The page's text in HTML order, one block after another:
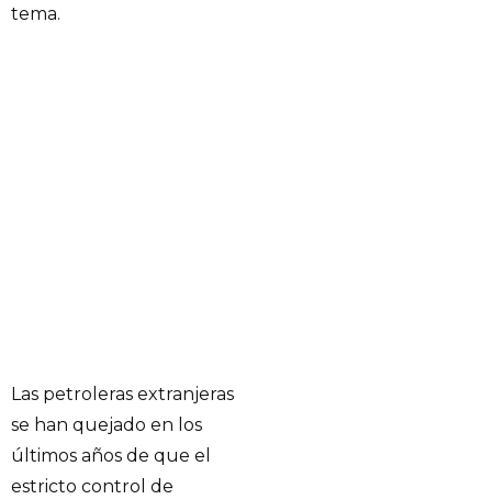
tema.
Las petroleras extranjeras
se han quejado en los
últimos años de que el
estricto control de